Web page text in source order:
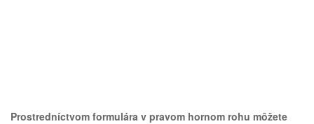
Prostredníctvom formulára v pravom hornom rohu môžete